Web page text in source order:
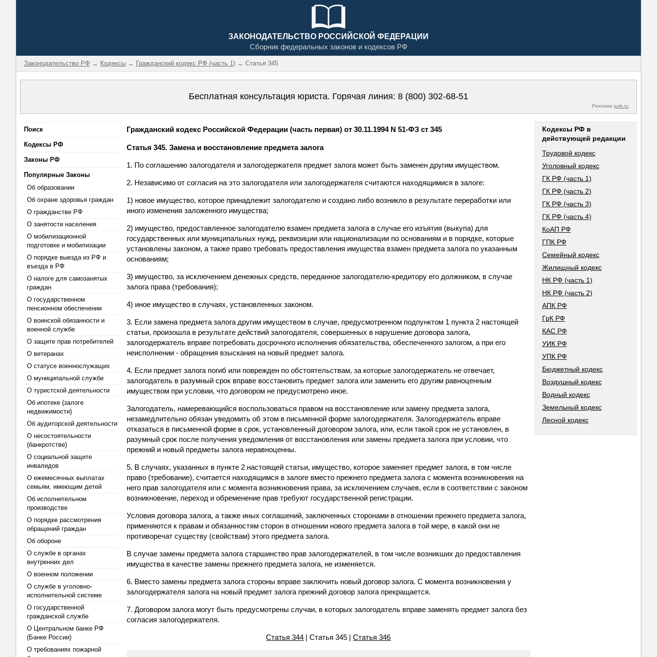
ЗАКОНОДАТЕЛЬСТВО РОССИЙСКОЙ ФЕДЕРАЦИИ
Сборник федеральных законов и кодексов РФ
Законодательство РФ → Кодексы → Гражданский кодекс РФ (часть 1) → Статья 345
Бесплатная консультация юриста. Горячая линия: 8 (800) 302-68-51
Реклама jurik.ru
Поиск
Кодексы РФ
Законы РФ
Популярные Законы
Об образовании
Об охране здоровья граждан
О гражданстве РФ
О занятости населения
О мобилизационной
подготовке и мобилизации
О порядке выезда из РФ и
въезда в РФ
О налоге для самозанятых
граждан
О государственном
пенсионном обеспечении
О воинской обязанности и
военной службе
О защите прав потребителей
О ветеранах
О статусе военнослужащих
О муниципальной службе
О туристской деятельности
Об ипотеке (залоге
недвижимости)
Об аудиторской деятельности
О несостоятельности
(банкротстве)
О социальной защите
инвалидов
О ежемесячных выплатах
семьям, имеющим детей
Об исполнительном
производстве
О порядке рассмотрения
обращений граждан
Об обороне
О службе в органах
внутренних дел
О военном положении
О службе в уголовно-
исполнительной системе
О государственной
гражданской службе
О Центральном банке РФ
(Банке России)
О требованиях пожарной
Гражданский кодекс Российской Федерации (часть первая) от 30.11.1994 N 51-ФЗ ст 345
Статья 345. Замена и восстановление предмета залога
1. По соглашению залогодателя и залогодержателя предмет залога может быть заменен другим имуществом.
2. Независимо от согласия на это залогодателя или залогодержателя считаются находящимися в залоге:
1) новое имущество, которое принадлежит залогодателю и создано либо возникло в результате переработки или
иного изменения заложенного имущества;
2) имущество, предоставленное залогодателю взамен предмета залога в случае его изъятия (выкупа) для
государственных или муниципальных нужд, реквизиции или национализации по основаниям и в порядке, которые
установлены законом, а также право требовать предоставления имущества взамен предмета залога по указанным
основаниям;
3) имущество, за исключением денежных средств, переданное залогодателю-кредитору его должником, в случае
залога права (требования);
4) иное имущество в случаях, установленных законом.
3. Если замена предмета залога другим имуществом в случае, предусмотренном подпунктом 1 пункта 2 настоящей
статьи, произошла в результате действий залогодателя, совершенных в нарушение договора залога,
залогодержатель вправе потребовать досрочного исполнения обязательства, обеспеченного залогом, а при его
неисполнении - обращения взыскания на новый предмет залога.
4. Если предмет залога погиб или поврежден по обстоятельствам, за которые залогодержатель не отвечает,
залогодатель в разумный срок вправе восстановить предмет залога или заменить его другим равноценным
имуществом при условии, что договором не предусмотрено иное.
Залогодатель, намеревающийся воспользоваться правом на восстановление или замену предмета залога,
незамедлительно обязан уведомить об этом в письменной форме залогодержателя. Залогодержатель вправе
отказаться в письменной форме в срок, установленный договором залога, или, если такой срок не установлен, в
разумный срок после получения уведомления от восстановления или замены предмета залога при условии, что
прежний и новый предметы залога неравноценны.
5. В случаях, указанных в пункте 2 настоящей статьи, имущество, которое заменяет предмет залога, в том числе
право (требование), считается находящимся в залоге вместо прежнего предмета залога с момента возникновения на
него прав залогодателя или с момента возникновения права, за исключением случаев, если в соответствии с законом
возникновение, переход и обременение прав требуют государственной регистрации.
Условия договора залога, а также иных соглашений, заключенных сторонами в отношении прежнего предмета залога,
применяются к правам и обязанностям сторон в отношении нового предмета залога в той мере, в какой они не
противоречат существу (свойствам) этого предмета залога.
В случае замены предмета залога старшинство прав залогодержателей, в том числе возникших до предоставления
имущества в качестве замены прежнего предмета залога, не изменяется.
6. Вместо замены предмета залога стороны вправе заключить новый договор залога. С момента возникновения у
залогодержателя залога на новый предмет залога прежний договор залога прекращается.
7. Договором залога могут быть предусмотрены случаи, в которых залогодатель вправе заменять предмет залога без
согласия залогодержателя.
Статья 344 | Статья 345 |Статья 346
Кодексы РФ в
действующей редакции
Трудовой кодекс
Уголовный кодекс
ГК РФ (часть 1)
ГК РФ (часть 2)
ГК РФ (часть 3)
ГК РФ (часть 4)
КоАП РФ
ГПК РФ
Семейный кодекс
Жилищный кодекс
НК РФ (часть 1)
НК РФ (часть 2)
АПК РФ
ГрК РФ
КАС РФ
УИК РФ
УПК РФ
Бюджетный кодекс
Воздушный кодекс
Водный кодекс
Земельный кодекс
Лесной кодекс